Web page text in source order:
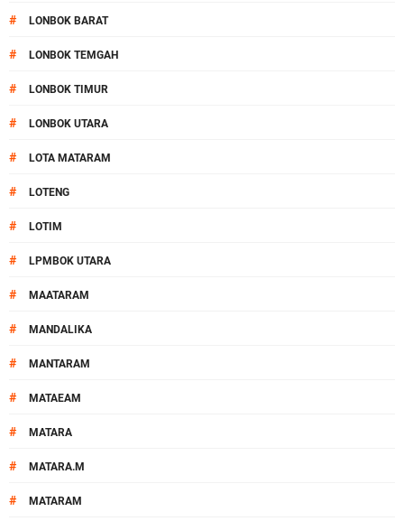
# LONBOK BARAT
# LONBOK TEMGAH
# LONBOK TIMUR
# LONBOK UTARA
# LOTA MATARAM
# LOTENG
# LOTIM
# LPMBOK UTARA
# MAATARAM
# MANDALIKA
# MANTARAM
# MATAEAM
# MATARA
# MATARA.M
# MATARAM